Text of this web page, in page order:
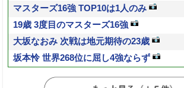
マスターズ16強 TOP10は1人のみ
19歳 3度目のマスターズ16強
大坂なおみ 次戦は地元期待の23歳
坂本怜 世界268位に屈し4強ならず